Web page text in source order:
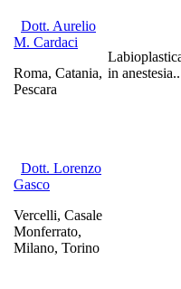
Dott. Aurelio
M. Cardaci
Roma, Catania,
Pescara
in
Dott. Lorenzo
Gasco
Vercelli, Casale
Monferrato,
Milano, Torino